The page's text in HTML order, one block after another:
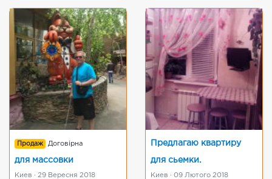
Продаж Договірна
для массовки
Киев · 29 Вересня 2018
Предлагаю квартиру
для сьемки.
Киев · 09 Лютого 2018